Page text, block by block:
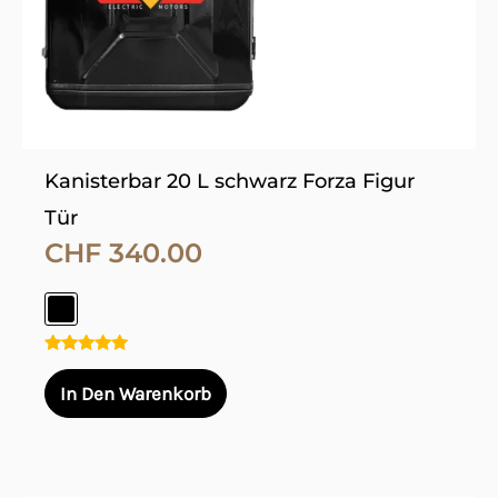
Kanisterbar 20 L schwarz Forza Figur
Tür
CHF 340.00
Bewertet
mit
5.00
von 5
In Den Warenkorb
auf
der
Produktseite